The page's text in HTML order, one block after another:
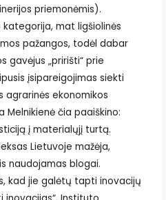
priemonėmis).
mat ligšiolinės
pažangos, todėl dabar
gavėjus „pririšti“ prie
įsipareigojimas siekti
agrarinės ekonomikos
Melnikienė čia paaiškino:
į materialųjį turtą.
Lietuvoje mažėja,
naudojamas blogai.
kad jie galėtų tapti inovacijų